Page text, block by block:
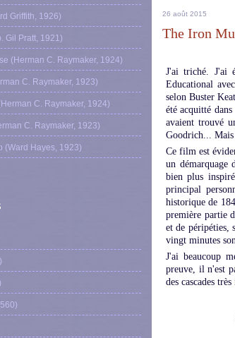
Griffith, 1926)
Gil Pratt, 1921)
(Herman C. Raymaker, 1924)
C. Raymaker, 1923)
C. Raymaker, 1924)
C. Raymaker, 1923)
(Ward Hayes, 1923)
26 août 2015
The Iron
J'ai triché. J'ai
Educational
selon Buster
été acquitté
avaient trouvé
Goodrich...
Ce film est
un démarquage
bien plus
principal
historique de
première partie
et de péripéties,
vingt minutes
J'ai beaucoup
preuve, il n'est
des cascades